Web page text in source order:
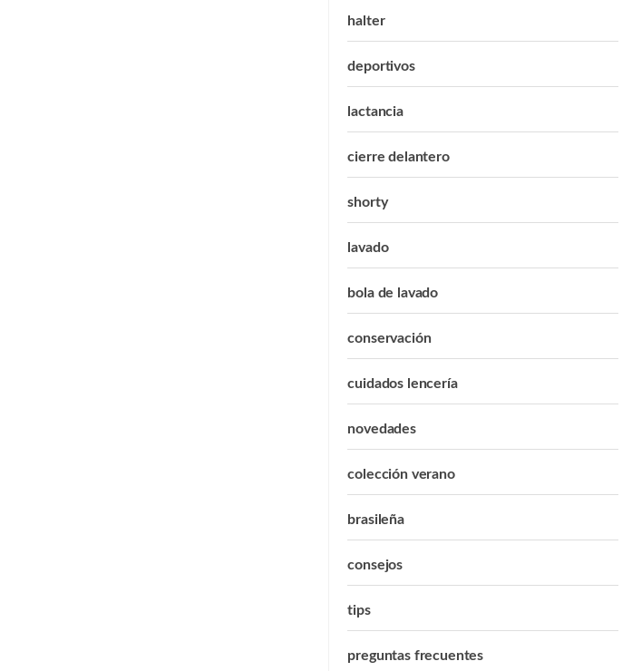
halter
deportivos
lactancia
cierre delantero
shorty
lavado
bola de lavado
conservación
cuidados lencería
novedades
colección verano
brasileña
consejos
tips
preguntas frecuentes